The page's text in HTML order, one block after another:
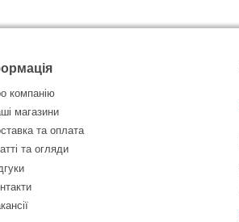
компанію
магазини
та оплата
та огляди